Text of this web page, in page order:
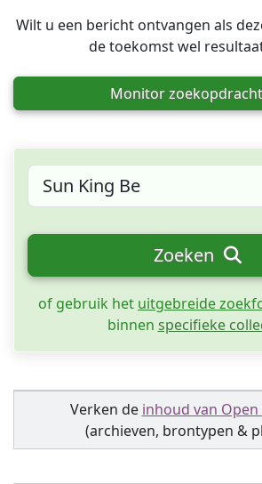
Wilt u een bericht ontvangen als
de toekomst wel
Monitorzoekopdracht
Zoeken
of gebruik het uitgebreide
binnen specifieke
Verken de inhoud van Open
(archieven, brontypen &